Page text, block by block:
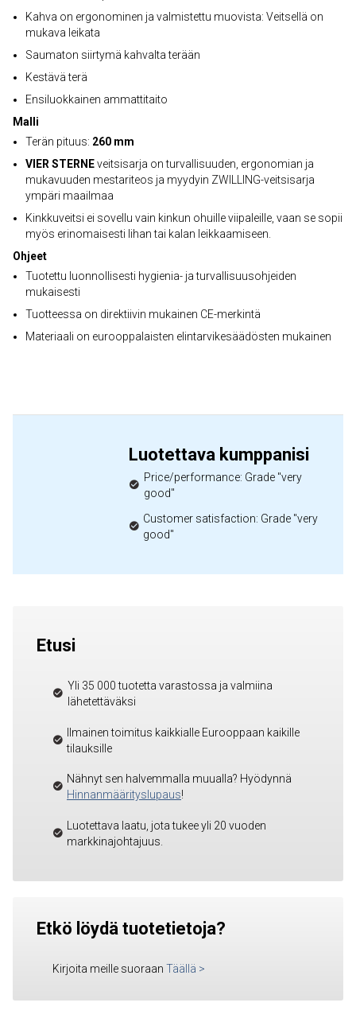
Kahva on ergonominen ja valmistettu muovista: Veitsellä on
mukava leikata
Saumaton siirtymä kahvalta terään
Kestävä terä
Ensiluokkainen ammattitaito
Malli
Terän pituus: 260 mm
VIER STERNEveitsisarja on turvallisuuden, ergonomian ja
mukavuuden mestariteos ja myydyin ZWILLING-veitsisarja
ympäri maailmaa
Kinkkuveitsi ei sovellu vain kinkun ohuille viipaleille, vaan se sopii
myös erinomaisesti lihan tai kalan leikkaamiseen.
Ohjeet
Tuotettu luonnollisesti hygienia- ja turvallisuusohjeiden
mukaisesti
Tuotteessa on direktiivin mukainen CE-merkintä
Materiaali on eurooppalaisten elintarvikesäädösten mukainen
Luotettava kumppanisi
Price/performance: Grade "very
good"
Customer satisfaction: Grade "very
good"
Etusi
Yli 35 000 tuotetta varastossa ja valmiina
lähetettäväksi
Ilmainen toimitus kaikkialle Eurooppaan kaikille
tilauksille
Nähnyt sen halvemmalla muualla? Hyödynnä
Hinnanmäärityslupaus!
Luotettava laatu, jota tukee yli 20 vuoden
markkinajohtajuus.
Etkö löydä tuotetietoja?
Kirjoita meille suoraan Täällä >